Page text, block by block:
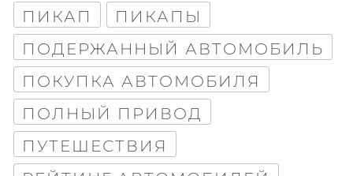
ПИКАП
ПИКАПЫ
ПОДЕРЖАННЫЙ АВТОМОБИЛЬ
ПОКУПКА АВТОМОБИЛЯ
ПОЛНЫЙ ПРИВОД
ПУТЕШЕСТВИЯ